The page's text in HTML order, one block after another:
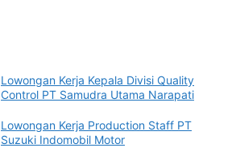
Lowongan Kerja Kepala Divisi Quality
Control PT Samudra Utama Narapati
Lowongan Kerja Production Staff PT
Suzuki Indomobil Motor